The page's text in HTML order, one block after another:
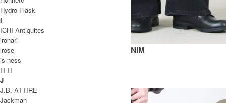
PAOLO SNM - 1023 14OZ REGEN DENIM
59,400円(税込)
STUDIO NICHOLSON
スタジオニコルソン
Hydro Flask
I
ICHI Antiquites
ironari
irose
is-ness
ITTI
J
J.B. ATTIRE
Jackman